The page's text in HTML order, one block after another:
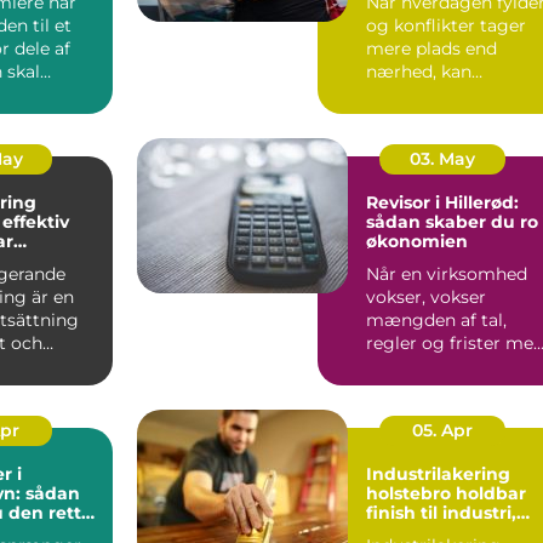
til et
dele af
skal
og konflikter tager
mere plads end
nærhed, kan
at føles t...
är en
och
03. May
Revisor i Hillerød:
sådan skaber du ro
økonomien
Når en virksomhed
vokser, vokser
mængden af tal,
regler og frister med.
i
sådan
den rette
05. Apr
Industrilakering
holstebro holdbar
finish til industri,